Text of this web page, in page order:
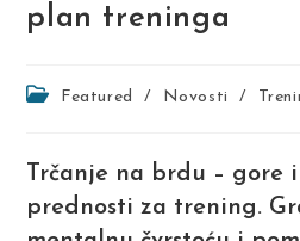
plan treninga
PostFeatured / Novosti /
Trčanje na brdu – gore
prednosti za trening.